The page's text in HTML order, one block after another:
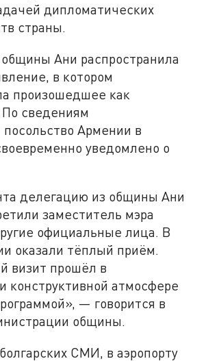
дипломатических
страны.
Ани распространила
в котором
произошедшее как
сведениям
Армении в
уведомлено о
делегацию из общины Ани
заместитель мэра
официальные лица. В
оказали тёплый приём.
визит прошёл в
конструктивной атмосфере
— говорится в
общины.
СМИ, в аэропорту